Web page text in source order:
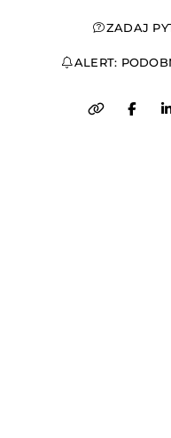
ZADAJ
ALERT: